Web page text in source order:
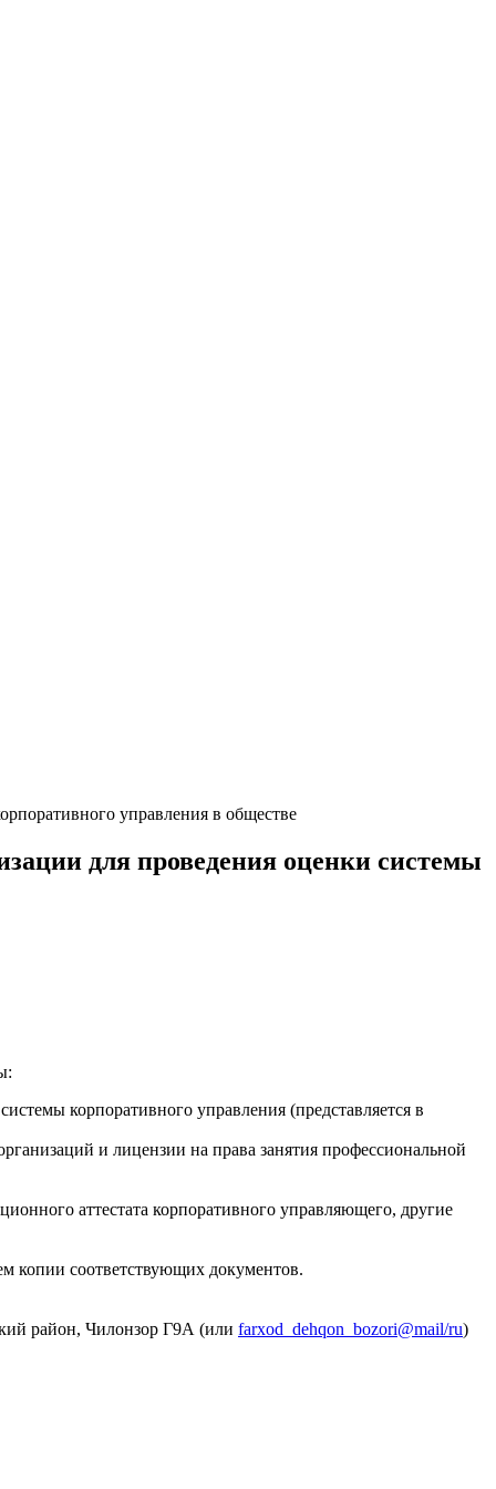
управления в обществе
для проведения оценки системы
корпоративного управления (представляется в
и лицензии на права занятия профессиональной
аттестата корпоративного управляющего, другие
копии соответствующих документов.
район, Чилонзор Г9А (или farxod_dehqon_bozori@mail/ru)